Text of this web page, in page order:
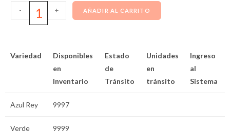
- + AÑADIR AL CARRITO
Variedad
Disponibles
en
Inventario
Estado
de
Tránsito
Unidades
en
tránsito
Ingreso
al
Sistema
Azul Rey 9997
Verde 9999